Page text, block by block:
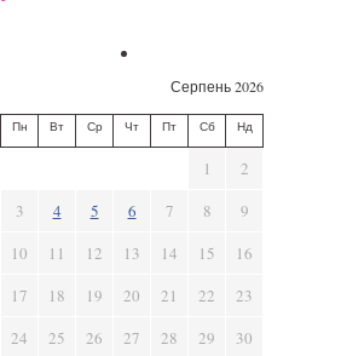
Серпень 2026
Пн Вт Ср Чт Пт Сб Нд
1
2
3
4 5 6 7 8
9
10
11 12 13 14 15
16
17
18 19 20 21 22
23
24
25 26 27 28 29 30